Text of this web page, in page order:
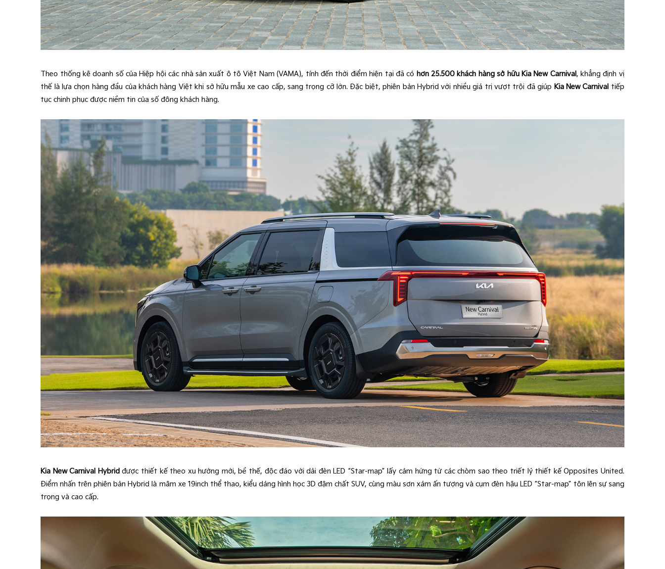
Theo thống kê doanh số của Hiệp hội các nhà sản xuất ô tô Việt Nam (VAMA), tính đến thời điểm hiện tại đã có hơn 25.500 khách hàng sở hữu Kia New Carnival, khẳng định vị
thế là lựa chọn hàng đầu của khách hàng Việt khi sở hữu mẫu xe cao cấp, sang trọng cỡ lớn. Đặc biệt, phiên bản Hybrid với nhiều giá trị vượt trội đã giúp Kia New Carnival tiếp
tục chinh phục được niềm tin của số đông khách hàng.
Kia New Carnival Hybrid được thiết kế theo xu hướng mới, bề thế, độc đáo với dải đèn LED “Star-map” lấy cảm hứng từ các chòm sao theo triết lý thiết kế Opposites United.
Điểm nhấn trên phiên bản Hybrid là mâm xe 19inch thể thao, kiểu dáng hình học 3D đậm chất SUV, cùng màu sơn xám ấn tượng và cụm đèn hậu LED “Star-map” tôn lên sự sang
trọng và cao cấp.